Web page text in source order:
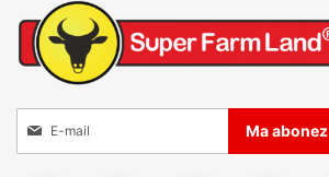
Inscrieti-va la Buletinele noastre informative
Ma abonez